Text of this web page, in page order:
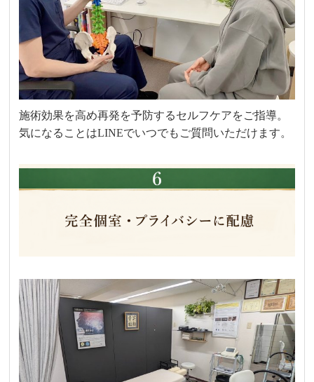
施術効果を高め再発を予防するセルフケアをご指導。
気になることはLINEでいつでもご質問いただけます。